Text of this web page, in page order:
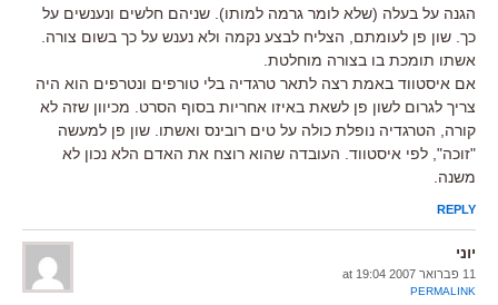
הגנה על בעלה (שלא לומר גרמה למותו). שניהם חלשים ונענשים על
כך. שון פן לעומתם, הצליח לבצע נקמה ולא נענש על כך בשום צורה.
אשתו תומכת בו בצורה מוחלטת.
אם איסטווד באמת רצה לתאר טרגדיה בלי טורפים ונטרפים הוא היה
צריך לגרום לשון פן לשאת באיזו אחריות בסוף הסרט. מכיוון שזה לא
קורה, הטרגדיה נופלת כולה על טים רובינס ואשתו. שון פן למעשה
"זוכה", לפי איסטווד. העובדה שהוא רוצח את האדם הלא נכון לא
משנה.
REPLY
יוני
11 פברואר 2007 at 19:04
PERMALINK